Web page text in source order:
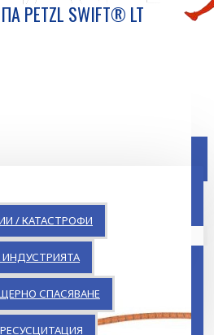
/ КАТАСТРОФИ
ИНДУСТРИЯТА
СПАСЯВАНЕ
PETZL SWIFT® LT